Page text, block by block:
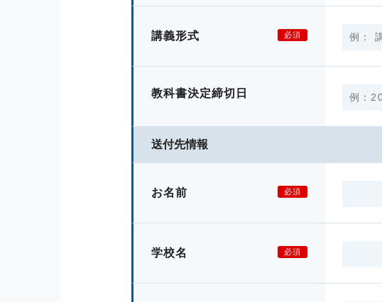
講義形式 必須
教科書決定締切日
送付先情報
お名前 必須
学校名 必須